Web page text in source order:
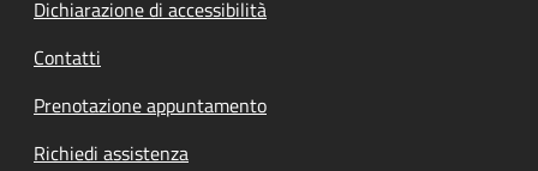
Dichiarazione di accessibilità
Contatti
Prenotazione appuntamento
Richiedi assistenza